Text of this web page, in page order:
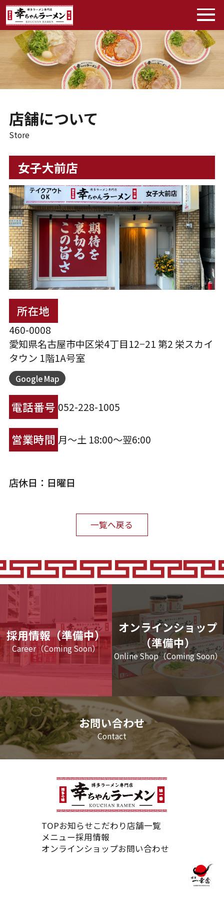
店舗について
Store
女子大前店
所在地
460-0008
愛知県名古屋市中区栄4丁目12−21 第2 栄スカイ
タウン 1階1A号室
Google Map
電話番号 052-228-1005
営業時間 月〜土 18:00〜翌6:00
店休日：日曜日
一覧へ戻る
採用情報（準備中）
Career（Coming Soon）
オンラインショップ
（準備中）
Online Shop（Coming Soon）
お問い合わせ
Contact
TOPお知らせこだわり店舗一覧
メニュー採用情報
オンラインショップお問い合わせ